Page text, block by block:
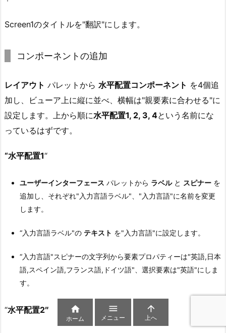
Screen1のタイトルを"翻訳"にします。
コンポーネントの追加
レイアウト パレットから 水平配置コンポーネント を4個追
加し、ビューア上に縦に並べ、横幅は"親要素に合わせる"に
設定します。上から順に水平配置1, 2, 3, 4という名前にな
っているはずです。
“水平配置1“
ユーザーインターフェース パレットから ラベルと スピナー を
追加し、それぞれ"入力言語ラベル"、"入力言語"に名前を変更
します。
“入力言語ラベル"の テキスト を"入力言語"に設定します。
“入力言語"スピナーの文字列から要素プロパティーは"英語,日本
語,スペイン語,フランス語,ドイツ語"、選択要素は"英語"にしま
す。
“水平配置2″ 
ホーム

メニュー

上へ